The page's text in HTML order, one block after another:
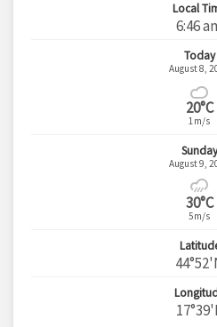
Local
6:46
Today
August 8,
20°C
1m/s
Sunday
August 9,
30°C
5m/s